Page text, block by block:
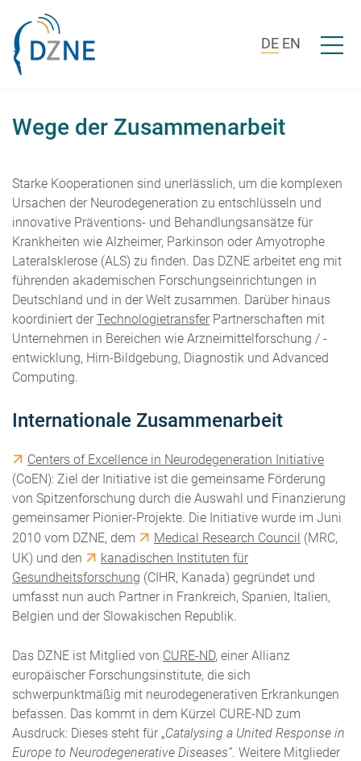
DE EN Menü
Wege der Zusammenarbeit
Starke Kooperationen sind unerlässlich, um die komplexen
Ursachen der Neurodegeneration zu entschlüsseln und
innovative Präventions- und Behandlungsansätze für
Krankheiten wie Alzheimer, Parkinson oder Amyotrophe
Lateralsklerose (ALS) zu finden. Das DZNE arbeitet eng mit
führenden akademischen Forschungseinrichtungen in
Deutschland und in der Welt zusammen. Darüber hinaus
koordiniert der Technologietransfer Partnerschaften mit
Unternehmen in Bereichen wie Arzneimittelforschung / -
entwicklung, Hirn-Bildgebung, Diagnostik und Advanced
Computing.
Internationale Zusammenarbeit
Centers of Excellence in Neurodegeneration Initiative
(CoEN): Ziel der Initiative ist die gemeinsame Förderung
von Spitzenforschung durch die Auswahl und Finanzierung
gemeinsamer Pionier-Projekte. Die Initiative wurde im Juni
2010 vom DZNE, dem
Medical Research Council (MRC,
UK) und den
kanadischen Instituten für
Gesundheitsforschung (CIHR, Kanada) gegründet und
umfasst nun auch Partner in Frankreich, Spanien, Italien,
Belgien und der Slowakischen Republik.
Das DZNE ist Mitglied von CURE-ND, einer Allianz
europäischer Forschungsinstitute, die sich
schwerpunktmäßig mit neurodegenerativen Erkrankungen
befassen. Das kommt in dem Kürzel CURE-ND zum
Ausdruck: Dieses steht für „Catalysing a United Response in
Europe to Neurodegenerative Diseases”. Weitere Mitglieder